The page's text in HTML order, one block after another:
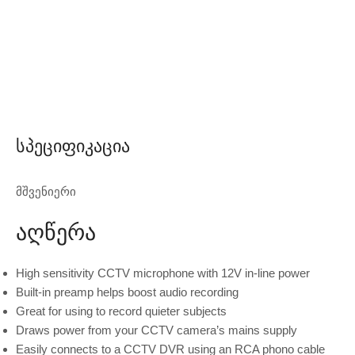
Სპეციფიკაცია
მშვენიერი
Აღწერა
High sensitivity CCTV microphone with 12V in-line power
Built-in preamp helps boost audio recording
Great for using to record quieter subjects
Draws power from your CCTV camera’s mains supply
Easily connects to a CCTV DVR using an RCA phono cable